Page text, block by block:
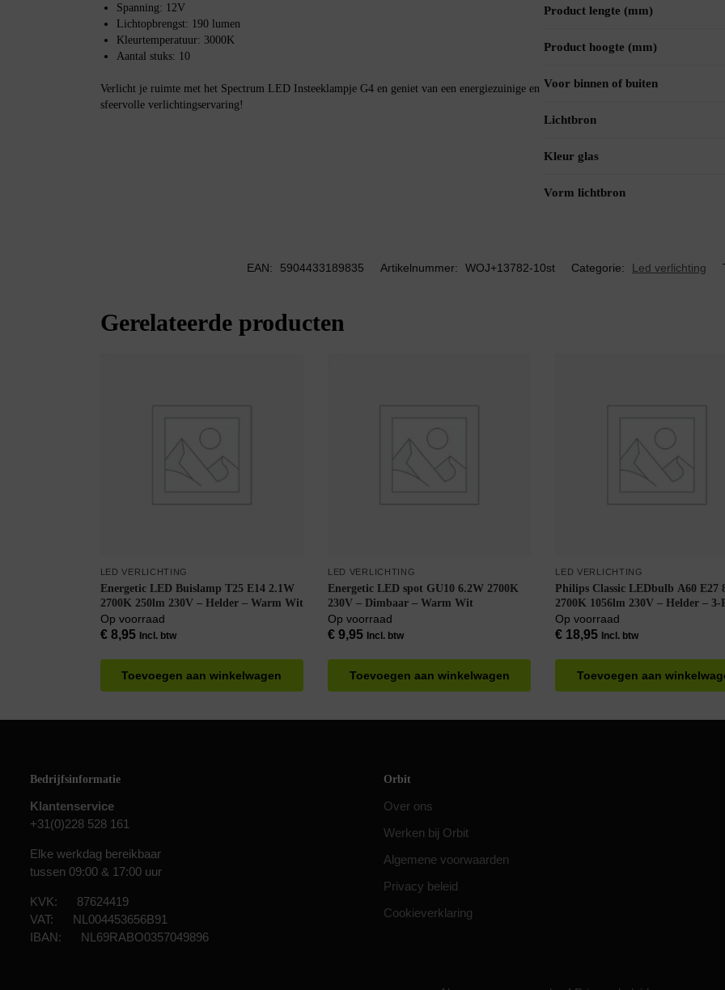
Spanning: 12V
Lichtopbrengst: 190 lumen
Kleurtemperatuur: 3000K
Aantal stuks: 10
Verlicht je ruimte met het Spectrum LED Insteeklampje G4 en geniet van een energiezuinige en
sfeervolle verlichtingservaring!
Product lengte (mm)
Product hoogte (mm)
Voor binnen of buiten
Lichtbron
Kleur glas
Vorm lichtbron
EAN: 5904433189835 Artikelnummer: WOJ+13782-10st Categorie: Led verlichting
Gerelateerde producten
LED VERLICHTING
Energetic LED Buislamp T25 E14 2.1W
2700K 250lm 230V – Helder – Warm Wit
Op voorraad
€8,95 Incl. btw
Toevoegen aan winkelwagen
LED VERLICHTING
Energetic LED spot GU10 6.2W 2700K
230V – Dimbaar – Warm Wit
Op voorraad
€9,95 Incl. btw
Toevoegen aan winkelwagen
LED VERLICHTING
Philips Classic LEDbulb A60 E27
2700K 1056lm 230V – Helder – 3-
Warm Wit
Op voorraad
€ 18,95 Incl. btw
Toevoegen aan
Bedrijfsinformatie
Klantenservice
+31(0)228 528 161
Elke werkdag bereikbaar
tussen 09:00 & 17:00 uur
KVK: 87624419
VAT: NL004453656B91
IBAN: NL69RABO0357049896
Orbit
Over ons
Werken bij Orbit
Algemene voorwaarden
Privacy beleid
Cookieverklaring